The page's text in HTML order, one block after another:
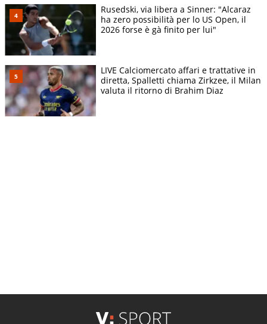
Rusedski, via libera a Sinner: "Alcaraz
ha zero possibilità per lo US Open, il
2026 forse è gà finito per lui"
LIVE Calciomercato affari e trattative in
diretta, Spalletti chiama Zirkzee, il Milan
valuta il ritorno di Brahim Diaz